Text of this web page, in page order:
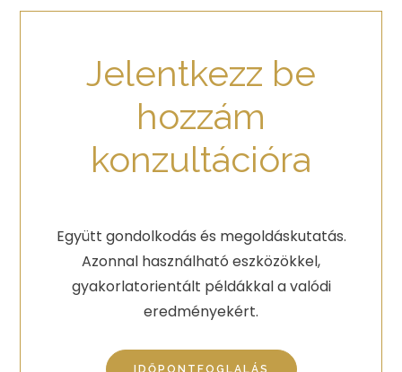
Jelentkezz be
hozzám
konzultációra
Együtt gondolkodás és megoldáskutatás.
Azonnal használható eszközökkel,
gyakorlatorientált példákkal a valódi
eredményekért.
IDŐPONTFOGLALÁS